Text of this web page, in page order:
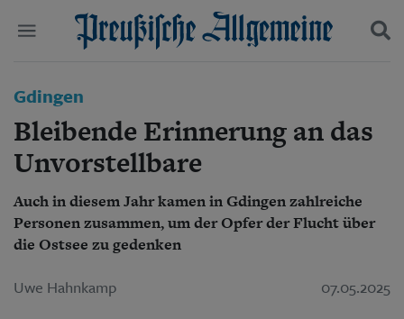
Wirtschaft
Panorama
Gesellschaft
Leben
Geschichte
Ostpreußen
Pommern
Suchen und finden
Gdingen
Bleibende Erinnerung an das
Unvorstellbare
Auch in diesem Jahr kamen in Gdingen zahlreiche
Personen zusammen, um der Opfer der Flucht über
die Ostsee zu gedenken
Uwe Hahnkamp 07.05.2025